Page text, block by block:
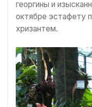
георгины и
октябре эстафету
хризантем.